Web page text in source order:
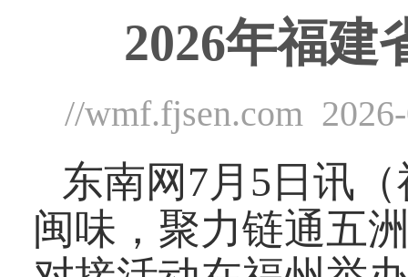
2026年福建
//wmf.fjsen.com
东南网7月5日讯
闽味，聚力链通五